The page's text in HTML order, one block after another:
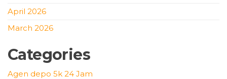
April 2026
March 2026
Categories
Agen depo 5k 24 Jam